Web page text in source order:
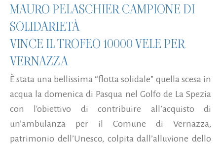
MAURO PELASCHIER CAMPIONE DI
SOLIDARIETÀ
VINCE IL TROFEO 10000 VELE PER
VERNAZZA
È stata una bellissima “flotta solidale” quella scesa in
acqua la domenica di Pasqua nel Golfo de La Spezia
con l'obiettivo di contribuire all’acquisto di
un’ambulanza per il Comune di Vernazza,
patrimonio dell’Unesco, colpita dall’alluvione dello